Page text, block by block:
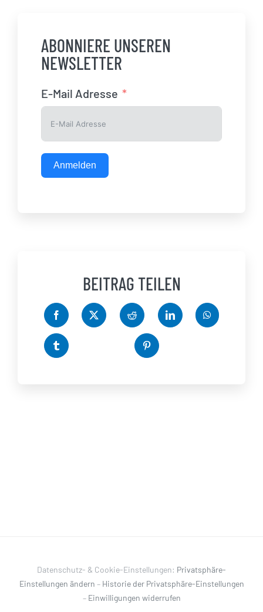
ABONNIERE UNSEREN
NEWSLETTER
E-Mail Adresse
Anmelden
BEITRAG TEILEN
Datenschutz- & Cookie-Einstellungen: Privatsphäre-
Einstellungen ändern – Historie der Privatsphäre-Einstellungen
– Einwilligungen widerrufen